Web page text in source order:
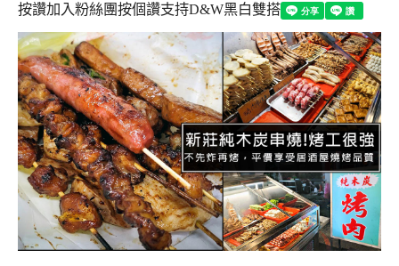
按讚加入粉絲團按個讚支持D&W黑白雙搭